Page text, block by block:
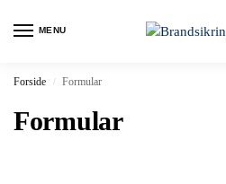
MENU
Forside / Formular
Formular